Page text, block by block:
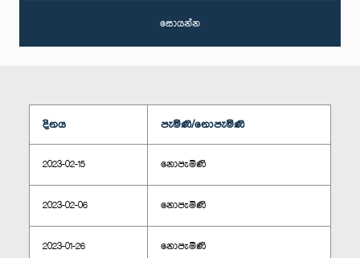
සොයන්න
දිනය පැමිණි/නොපැමිණි
2023-02-15 නොපැමිණි
2023-02-06 නොපැමිණි
2023-01-26 නොපැමිණි